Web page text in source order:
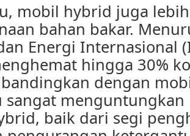
mobil hybrid juga
bahan bakar.
Energi Internasional
hingga 30%
dengan
sangat
baik dari segi